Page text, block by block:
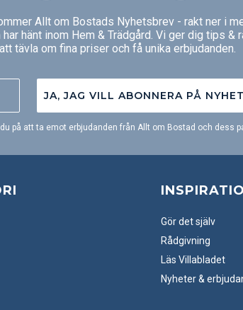
Allt om Bostads Nyhetsbrev - rakt ner i
hänt inom Hem & Trädgård. Vi ger dig tips &
tävla om fina priser och få unika erbjudanden.
JA, JAG VILL ABONNERA PÅ
på att ta emot erbjudanden från Allt om Bostad och dess
Gör det själv
Rådgivning
Läs Villabladet
Nyheter &